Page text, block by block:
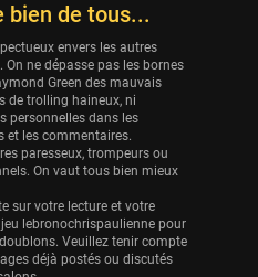
Wizards
Trail Blazers
sessions
Pistons
sessions
bien de tous...
envers les autres
On ne dépasse pas les bornes
Green des mauvais
de trolling haineux, ni
personnelles dans les
et les commentaires.
paresseux, trompeurs ou
On vaut tous bien mieux
sur votre lecture et votre
lebronochrispaulienne pour
Veuillez tenir compte
déjà postés ou discutés